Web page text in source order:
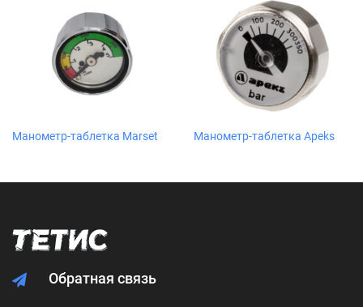
Манометр-таблетка Marset Манометр-таблетка Apeks
Обратная связь